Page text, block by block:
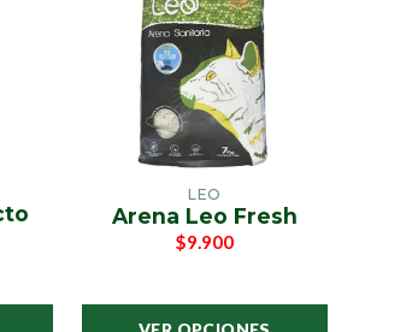
LEO
Arena Leo Fresh
$9.900